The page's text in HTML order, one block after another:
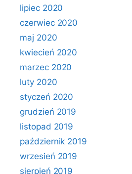
lipiec 2020
czerwiec 2020
maj 2020
kwiecień 2020
marzec 2020
luty 2020
styczeń 2020
grudzień 2019
listopad 2019
październik 2019
wrzesień 2019
sierpień 2019